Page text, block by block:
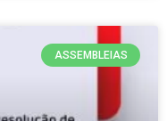
ASSEMBLEIAS